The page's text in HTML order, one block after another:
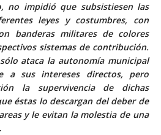
no impidió que subsistiesen las
leyes y costumbres, con
banderas militares de colores
sistemas de contribución.
ataca la autonomía municipal
a sus intereses directos, pero
la supervivencia de dichas
éstas lo descargan del deber de
y le evitan la molestia de una
.